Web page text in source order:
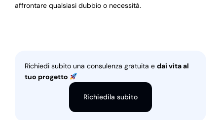
affrontare qualsiasi dubbio o necessità.
Richiedi subito una consulenza gratuita e dai vita al
tuo progetto
Richiedila subito